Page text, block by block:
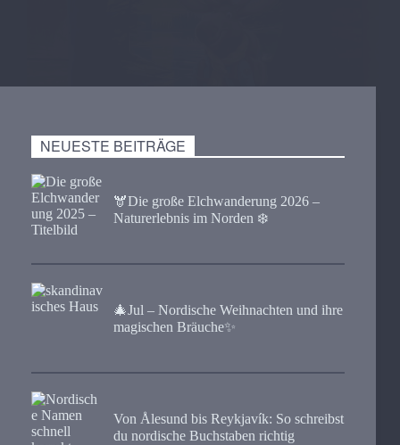
NEUESTE BEITRÄGE
🫎​Die große Elchwanderung 2026 –
Naturerlebnis im Norden ❄️
🎄Jul – Nordische Weihnachten und ihre
magischen Bräuche✨
Von Ålesund bis Reykjavík: So schreibst
du nordische Buchstaben richtig